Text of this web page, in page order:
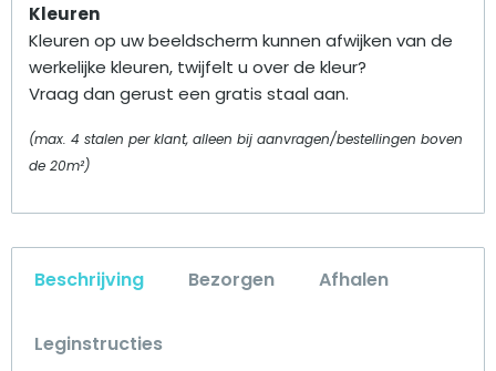
Beschrijving Bezorgen Afhalen
Leginstructies
Kleuren
Kleuren op uw beeldscherm kunnen afwijken van de
werkelijke kleuren, twijfelt u over de kleur?
Vraag dan gerust een gratis staal aan.
(max. 4 stalen per klant, alleen bij aanvragen/bestellingen boven
de 20m²)